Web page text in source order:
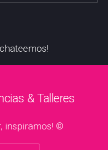
& Talleres
inspiramos! ©